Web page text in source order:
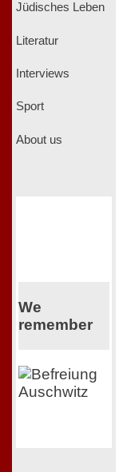
Jüdisches Leben
Literatur
Interviews
Sport
About us
We
remember